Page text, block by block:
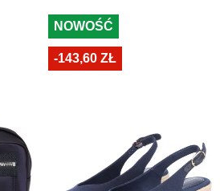
NOWOŚĆ
-143,60 ZŁ